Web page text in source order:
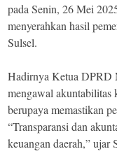
pada Senin, 26 Mei
menyerahkan hasil
Sulsel.
Hadirnya Ketua DPRD
mengawal akuntabilitas
berupaya memastikan
“Transparansi dan
keuangan daerah,” ujar